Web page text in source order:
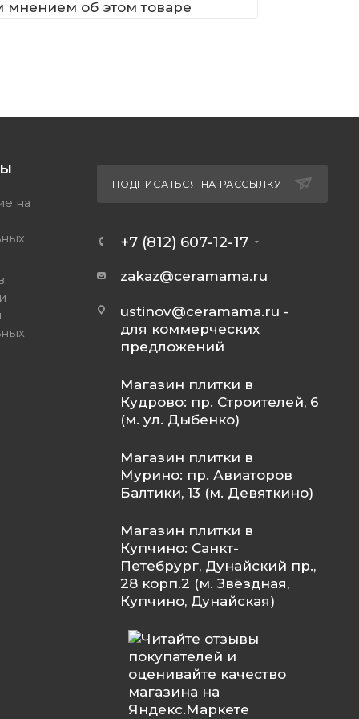
мнением об этом товаре
на
ПОДПИСАТЬСЯ НА РАССЫЛКУ
+7 (812) 607-12-17
zakaz@ceramama.ru
ustinov@ceramama.ru -
для коммерческих
предложений
Магазин плитки в
Кудрово: пр. Строителей, 6
(м. ул. Дыбенко)
Магазин плитки в
Мурино: пр. Авиаторов
Балтики, 13 (м. Девяткино)
Магазин плитки в
Купчино: Санкт-
Петебрург, Дунайский пр.,
28 корп.2 (м. Звёздная,
Купчино, Дунайская)